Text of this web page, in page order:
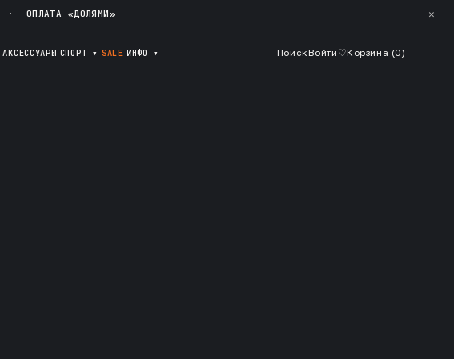
· ОПЛАТА «ДОЛЯМИ» ✕
АКСЕССУАРЫ СПОРТ ▾ SALE ИНФО ▾ ПоискВойти ♡Корзина (0)